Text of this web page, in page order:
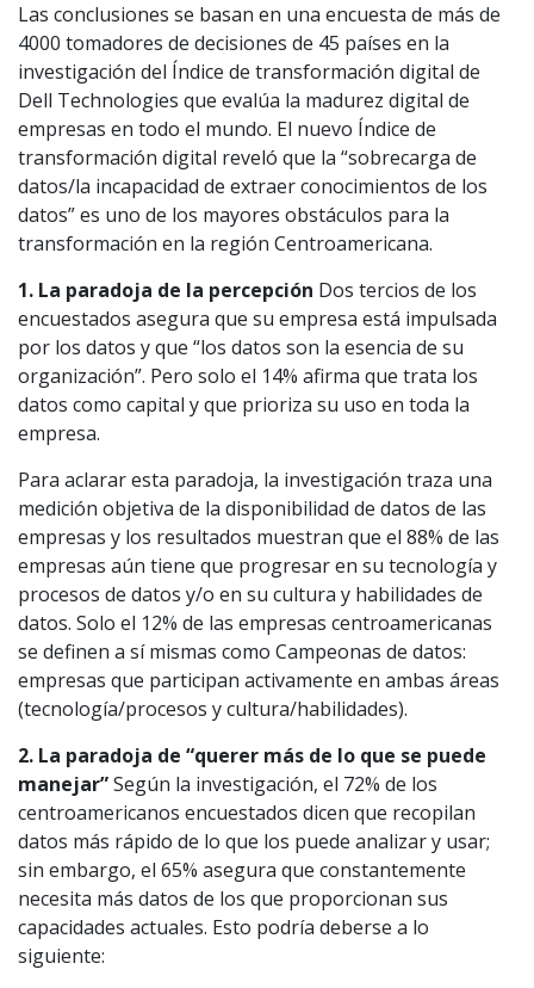
Las conclusiones se basan en una encuesta de más de
4000 tomadores de decisiones de 45 países en la
investigación del Índice de transformación digital de
Dell Technologies que evalúa la madurez digital de
empresas en todo el mundo. El nuevo Índice de
transformación digital reveló que la “sobrecarga de
datos/la incapacidad de extraer conocimientos de los
datos” es uno de los mayores obstáculos para la
transformación en la región Centroamericana.
1. La paradoja de la percepción Dos tercios de los
encuestados asegura que su empresa está impulsada
por los datos y que “los datos son la esencia de su
organización”. Pero solo el 14% afirma que trata los
datos como capital y que prioriza su uso en toda la
empresa.
Para aclarar esta paradoja, la investigación traza una
medición objetiva de la disponibilidad de datos de las
empresas y los resultados muestran que el 88% de las
empresas aún tiene que progresar en su tecnología y
procesos de datos y/o en su cultura y habilidades de
datos. Solo el 12% de las empresas centroamericanas
se definen a sí mismas como Campeonas de datos:
empresas que participan activamente en ambas áreas
(tecnología/procesos y cultura/habilidades).
2. La paradoja de “querer más de lo que se puede
manejar”Según la investigación, el 72% de los
centroamericanos encuestados dicen que recopilan
datos más rápido de lo que los puede analizar y usar;
sin embargo, el 65% asegura que constantemente
necesita más datos de los que proporcionan sus
capacidades actuales. Esto podría deberse a lo
siguiente: